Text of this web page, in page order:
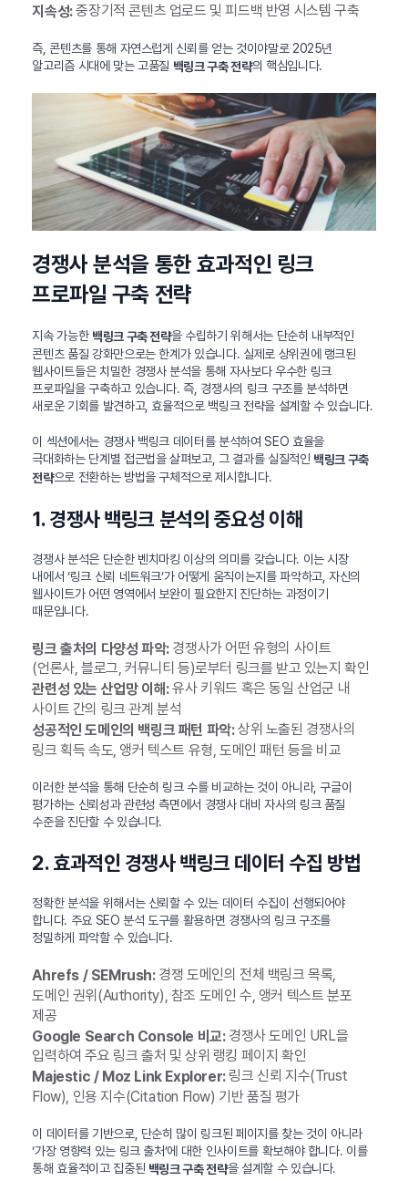
지속성:중장기적 콘텐츠 업로드 및 피드백 반영 시스템 구축
즉, 콘텐츠를 통해 자연스럽게 신뢰를 얻는 것이야말로 2025년
알고리즘 시대에 맞는 고품질 백링크 구축 전략의 핵심입니다.
경쟁사 분석을 통한 효과적인 링크
프로파일 구축 전략
지속 가능한 백링크 구축 전략을 수립하기 위해서는 단순히 내부적인
콘텐츠 품질 강화만으로는 한계가 있습니다. 실제로 상위권에 랭크된
웹사이트들은 치밀한 경쟁사 분석을 통해 자사보다 우수한 링크
프로파일을 구축하고 있습니다. 즉, 경쟁사의 링크 구조를 분석하면
새로운 기회를 발견하고, 효율적으로 백링크 전략을 설계할 수 있습니다.
이 섹션에서는 경쟁사 백링크 데이터를 분석하여 SEO 효율을
극대화하는 단계별 접근법을 살펴보고, 그 결과를 실질적인 백링크 구축
전략으로 전환하는 방법을 구체적으로 제시합니다.
1. 경쟁사 백링크 분석의 중요성 이해
경쟁사 분석은 단순한 벤치마킹 이상의 의미를 갖습니다. 이는 시장
내에서 ‘링크 신뢰 네트워크’가 어떻게 움직이는지를 파악하고, 자신의
웹사이트가 어떤 영역에서 보완이 필요한지 진단하는 과정이기
때문입니다.
링크 출처의 다양성 파악:경쟁사가 어떤 유형의 사이트
(언론사, 블로그, 커뮤니티 등)로부터 링크를 받고 있는지 확인
관련성 있는 산업망 이해:유사 키워드 혹은 동일 산업군 내
사이트 간의 링크 관계 분석
성공적인 도메인의 백링크 패턴 파악:상위 노출된 경쟁사의
링크 획득 속도, 앵커 텍스트 유형, 도메인 패턴 등을 비교
이러한 분석을 통해 단순히 링크 수를 비교하는 것이 아니라, 구글이
평가하는 신뢰성과 관련성 측면에서 경쟁사 대비 자사의 링크 품질
수준을 진단할 수 있습니다.
2. 효과적인 경쟁사 백링크 데이터 수집 방법
정확한 분석을 위해서는 신뢰할 수 있는 데이터 수집이 선행되어야
합니다. 주요 SEO 분석 도구를 활용하면 경쟁사의 링크 구조를
정밀하게 파악할 수 있습니다.
Ahrefs / SEMrush:경쟁 도메인의 전체 백링크 목록,
도메인 권위(Authority), 참조 도메인 수, 앵커 텍스트 분포
제공
Google Search Console 비교:경쟁사 도메인 URL을
입력하여 주요 링크 출처 및 상위 랭킹 페이지 확인
Majestic / Moz Link Explorer:링크 신뢰 지수(Trust
Flow), 인용 지수(Citation Flow) 기반 품질 평가
이 데이터를 기반으로, 단순히 많이 링크된 페이지를 찾는 것이 아니라
‘가장 영향력 있는 링크 출처’에 대한 인사이트를 확보해야 합니다. 이를
통해 효율적이고 집중된 백링크 구축 전략을 설계할 수 있습니다.